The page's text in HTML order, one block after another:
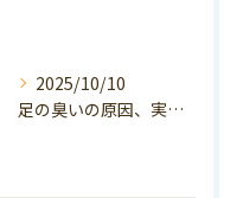
2025/10/10
足の臭いの原因、実は巻き爪かも？ニオイ対策と予防のポイントも解説！